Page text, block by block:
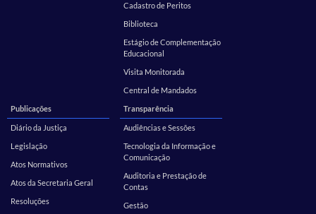
Cadastro de Peritos
Biblioteca
Estágio de Complementação
Educacional
Visita Monitorada
Central de Mandados
Publicações
Diário da Justiça
Legislação
Atos Normativos
Atos da Secretaria Geral
Resoluções
Transparência
Audiências e Sessões
Tecnologia da Informação e
Comunicação
Auditoria e Prestação de
Contas
Gestão